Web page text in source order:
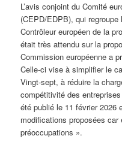
L’avis conjoint du Comité
(CEPD/EDPB), qui
Contrôleur européen de la
était très attendu sur la
Commission européenne a
Celle-ci vise à simplifier le
Vingt-sept, à réduire la
compétitivité des
été publié le 11 février 2026
modifications proposées car
préoccupations ».